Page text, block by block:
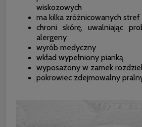
wiskozowych
ma kilka zróżnicowanych
chroni skórę, uwalniając
alergeny
wyrób medyczny
wkład wypełniony pianką
wyposażony w zamek
pokrowiec zdejmowalny